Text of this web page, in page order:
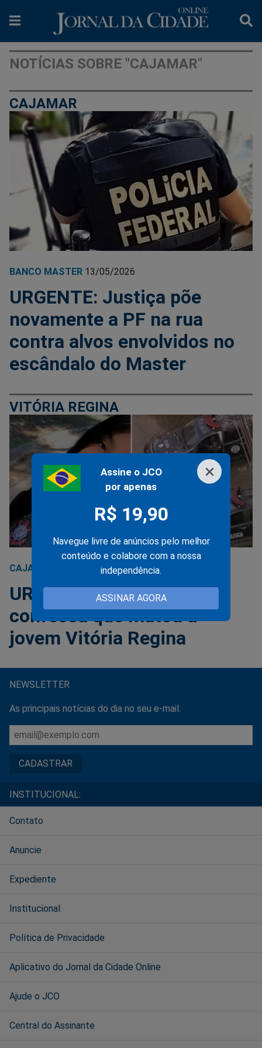
×
Assine o JCO
por apenas
R$ 19,90
Navegue livre de anúncios pelo melhor
conteúdo e colabore com a nossa
independência.
ASSINAR AGORA
NOTÍCIAS SOBRE "CAJAMAR"
CAJAMAR
BANCO MASTER 13/05/2026
URGENTE: Justiça põe
novamente a PF na rua
contra alvos envolvidos no
escândalo do Master
VITÓRIA REGINA
CAJAMAR 17/03/2025
URGENTE: Suspeito
confessa que matou a
jovem Vitória Regina
NEWSLETTER
As principais notícias do dia no seu e-mail.
INSTITUCIONAL:
Contato
Anuncie
Expediente
Institucional
Política de Privacidade
Aplicativo do Jornal da Cidade Online
Ajude o JCO
Central do Assinante